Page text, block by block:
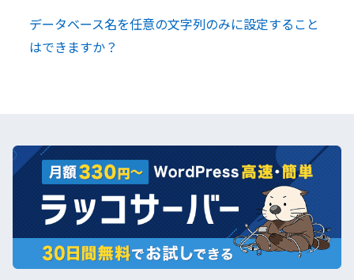
データベース名を任意の文字列のみに設定すること
はできますか？